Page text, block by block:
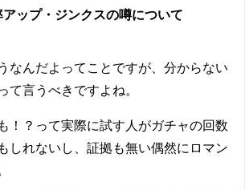
ップ・ジンクスの噂について
なんだよってことですが、分からない
て言うべきですよね。
！？って実際に試す人がガチャの回数
しれないし、証拠も無い偶然にロマン